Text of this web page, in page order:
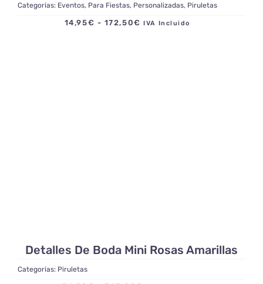
Categorias: Eventos, Para Fiestas, Personalizadas, Piruletas
14,95€ - 172,50€ Rango
IVA Incluido
Detalles De Boda Mini Rosas Amarillas
Categorias: Piruletas